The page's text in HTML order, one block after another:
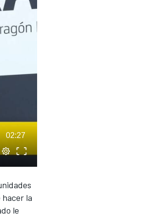
02:27
hacer la
le